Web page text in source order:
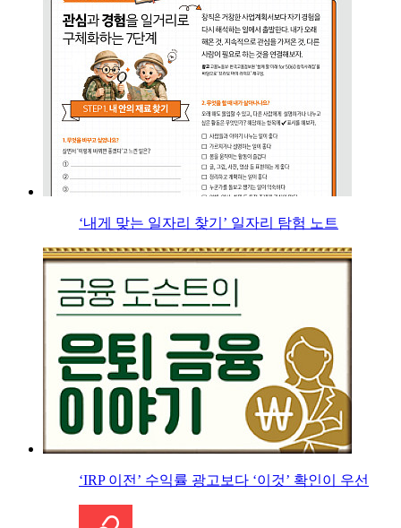
‘내게 맞는 일자리 찾기’ 일자리 탐험 노트
‘IRP 이전’ 수익률 광고보다 ‘이것’ 확인이 우선